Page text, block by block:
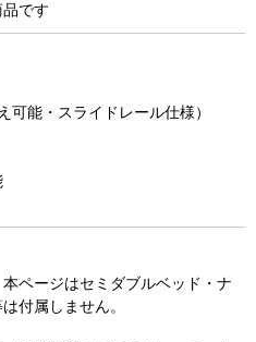
です
可能・スライドレール仕様）
ページはセミダブルベッド・ナ
付属しません。